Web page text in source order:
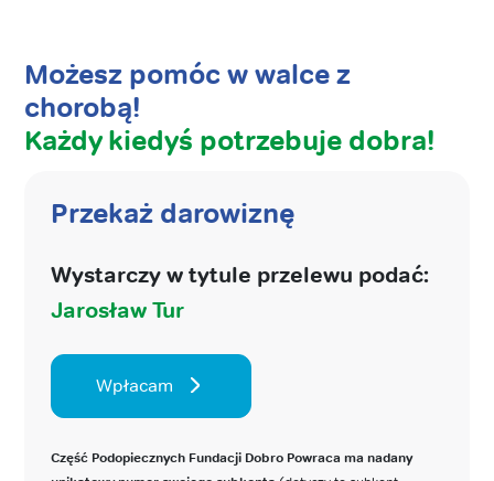
Możesz pomóc w walce z
chorobą!
Każdy kiedyś potrzebuje dobra!
Przekaż darowiznę
Wystarczy w tytule przelewu podać:
Jarosław Tur
Wpłacam
Część Podopiecznych Fundacji Dobro Powraca ma nadany